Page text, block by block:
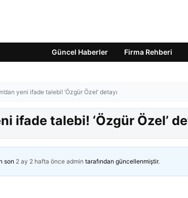
Güncel Haberler Firma Rehberi
yeni ifade talebi! ‘Özgür Özel’ detayı
ifade talebi! ‘Özgür Özel’
son 2 ay 2 hafta önce admin tarafından güncellenmiştir.